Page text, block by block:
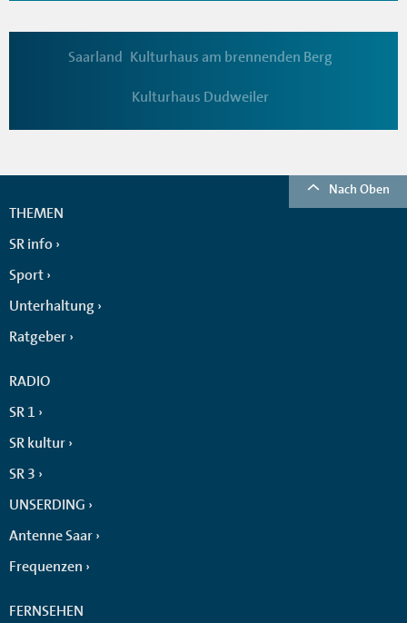
Saarland Kulturhaus am brennenden Berg
Kulturhaus Dudweiler
Nach Oben
THEMEN
SR info
Sport
Unterhaltung
Ratgeber
RADIO
SR 1
SR kultur
SR 3
UNSERDING
Antenne Saar
Frequenzen
FERNSEHEN